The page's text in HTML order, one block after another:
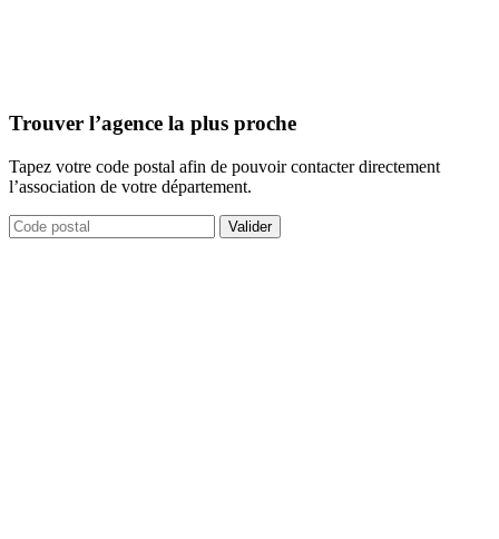
Trouver l’agence la plus proche
Tapez votre code postal afin de pouvoir contacter directement
l’association de votre département.